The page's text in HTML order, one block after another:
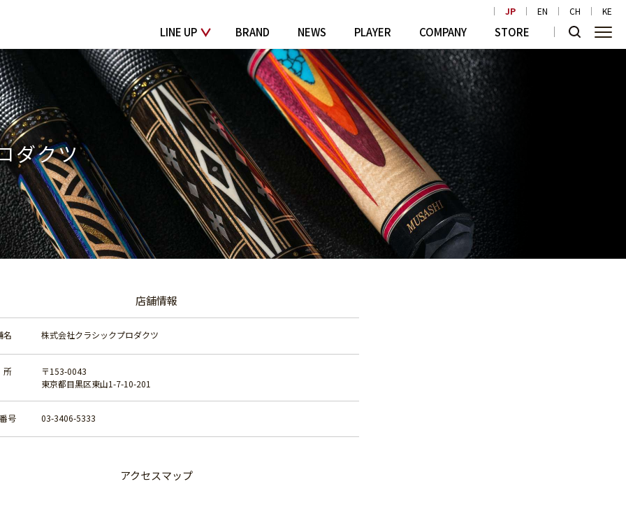
JP EN CH KE
LINE UP BRAND NEWS PLAYER COMPANY STORE
ダクツ
店舗情報
名 株式会社クラシックプロダクツ
〒153-0043
東京都目黒区東山1-7-10-201
号 03-3406-5333
アクセスマップ